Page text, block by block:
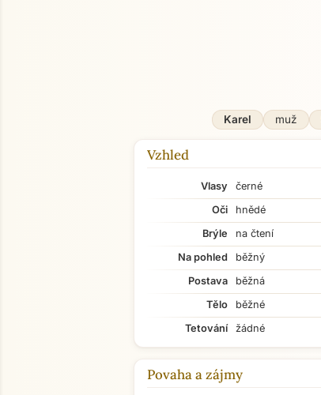
Karel muž
Vzhled
Vlasy
černé
Oči
hnědé
Brýle
na čtení
Na pohled
běžný
Postava
běžná
Tělo
běžné
Tetování
žádné
Povaha a zájmy